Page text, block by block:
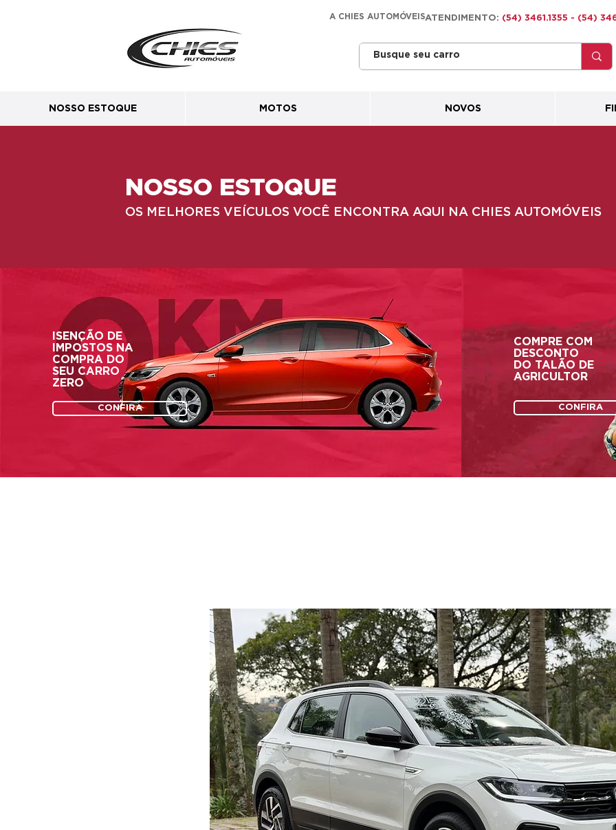
A CHIES AUTOMÓVEISATENDIMENTO: (54) 3461.1355 - (54)
NOSSO ESTOQUE MOTOS NOVOS
NOSSO ESTOQUE
OS MELHORES VEÍCULOS VOCÊ ENCONTRA AQUI NA CHIES AUTOMÓVEIS
ISENÇÃO DE
IMPOSTOS NA
COMPRA DO
SEU CARRO
ZERO
CONFIRA
COMPRE COM
DESCONTO
DO TALÃO DE
AGRICULTOR
CONFIRA
ARRASTE PARA
VER MAIS
FOTOS